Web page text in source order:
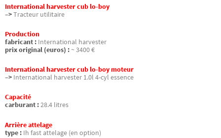
International harvester cub lo-boy
–>Tracteur utilitaire
Production
fabricant : International harvester
prix original (euros) : ~ 3400 €
International harvester cub lo-boy moteur
–> International harvester 1.0l 4-cyl essence
Capacité
carburant :28.4 litres
Arrière attelage
type : Ih fast attelage (en option)